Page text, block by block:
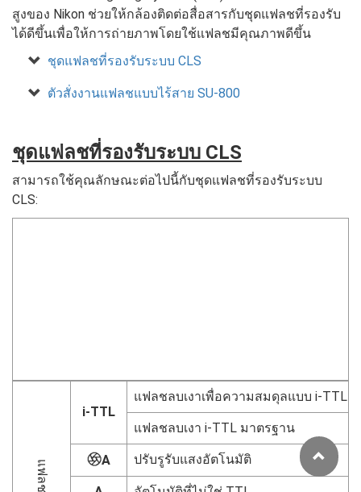
สูงของ Nikon ช่วยให้กล้องติดต่อสื่อสารกับชุดแฟลชที่รองรับ
ได้ดีขึ้นเพื่อให้การถ่ายภาพโดยใช้แฟลชมีคุณภาพดีขึ้น
ชุดแฟลชที่รองรับระบบ CLS
ตัวสั่งงานแฟลชแบบไร้สาย SU-800
ชุดแฟลชที่รองรับระบบ CLS
สามารถใช้คุณลักษณะต่อไปนี้กับชุดแฟลชที่รองรับระบบ
CLS:
i-TTL
แฟลชลบเงาเพื่อความสมดุลแบบ i-TTL
แฟลชลบเงา i-TTL มาตรฐาน
qA ปรับรูรับแสงอัตโนมัติ